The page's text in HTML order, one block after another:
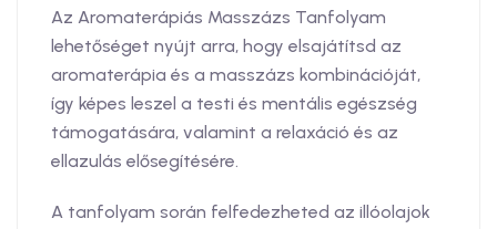
Az Aromaterápiás Masszázs Tanfolyam
lehetőséget nyújt arra, hogy elsajátítsd az
aromaterápia és a masszázs kombinációját,
így képes leszel a testi és mentális egészség
támogatására, valamint a relaxáció és az
ellazulás elősegítésére.
A tanfolyam során felfedezheted az illóolajok